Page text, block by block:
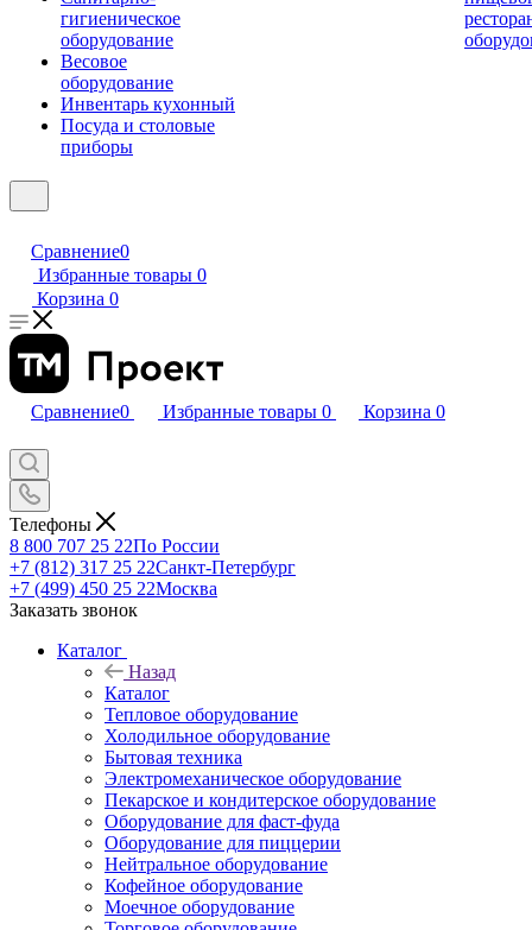
гигиеническое
оборудование
Весовое
оборудование
Инвентарь кухонный
Посуда и столовые
приборы
Сравнение0
Избранные товары 0
Корзина 0
Сравнение0 Избранные товары 0 Корзина 0
Телефоны
8 800 707 25 22По России
+7 (812) 317 25 22Санкт-Петербург
+7 (499) 450 25 22Москва
Заказать звонок
Каталог
Назад
Каталог
Тепловое оборудование
Холодильное оборудование
Бытовая техника
Электромеханическое оборудование
Пекарское и кондитерское оборудование
Оборудование для фаст-фуда
Оборудование для пиццерии
Нейтральное оборудование
Кофейное оборудование
Моечное оборудование